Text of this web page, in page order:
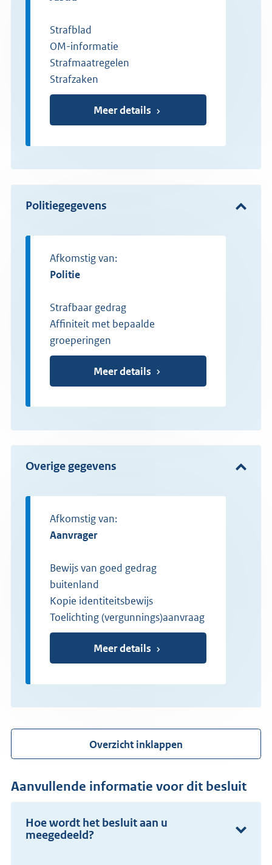
Strafblad
OM-informatie
Strafmaatregelen
Strafzaken
Meer details
Politiegegevens
Afkomstig van:
politie
Strafbaar gedrag
Affiniteit met bepaalde
groeperingen
Meer details
Overige gegevens
Afkomstig van:
aanvrager
Bewijs van goed gedrag
buitenland
Kopie identiteitsbewijs
Toelichting (vergunnings)aanvraag
Meer details
Overzicht inklappen
Aanvullende informatie voor dit besluit
Hoe wordt het besluit aan u
meegedeeld?